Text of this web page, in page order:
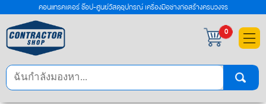
×
คอนแทรคเตอร์ ช๊อป-ศูนย์วัสดุอุปกรณ์ เครื่องมือช่างก่อสร้างครบวงจร
0